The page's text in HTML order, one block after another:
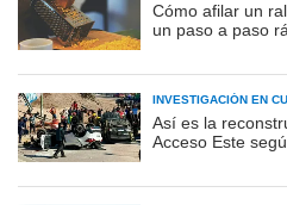
Cómo afilar un
un paso a paso
INVESTIGACIÓN EN
Así es la
Acceso Este